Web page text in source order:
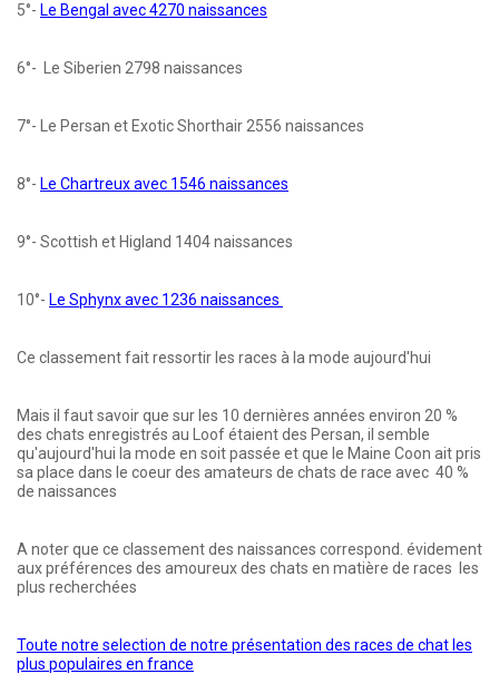
5°- Le Bengal avec 4270 naissances
6°- Le Siberien 2798 naissances
7°- Le Persan et Exotic Shorthair 2556 naissances
8°- Le Chartreux avec 1546 naissances
9°- Scottish et Higland 1404 naissances
10°- Le Sphynx avec 1236 naissances
Ce classement fait ressortir les races à la mode aujourd'hui
Mais il faut savoir que sur les 10 dernières années environ 20 %
des chats enregistrés au Loof étaient des Persan, il semble
qu'aujourd'hui la mode en soit passée et que le Maine Coon ait pris
sa place dans le coeur des amateurs de chats de race avec 40 %
de naissances
A noter que ce classement des naissances correspond. évidement
aux préférences des amoureux des chats en matière de races les
plus recherchées
Toute notre selection de notre présentation des races de chat les
plus populaires en france